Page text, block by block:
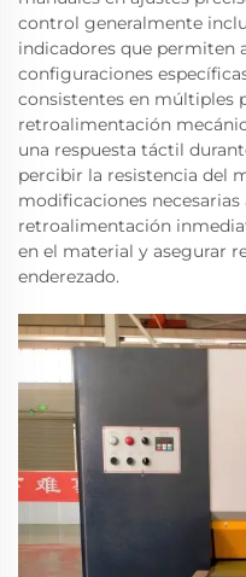
control generalmente
indicadores que permiten
configuraciones
consistentes en múltiples
retroalimentación
una respuesta táctil
percibir la resistencia del
modificaciones
retroalimentación
en el material y asegurar
enderezado.